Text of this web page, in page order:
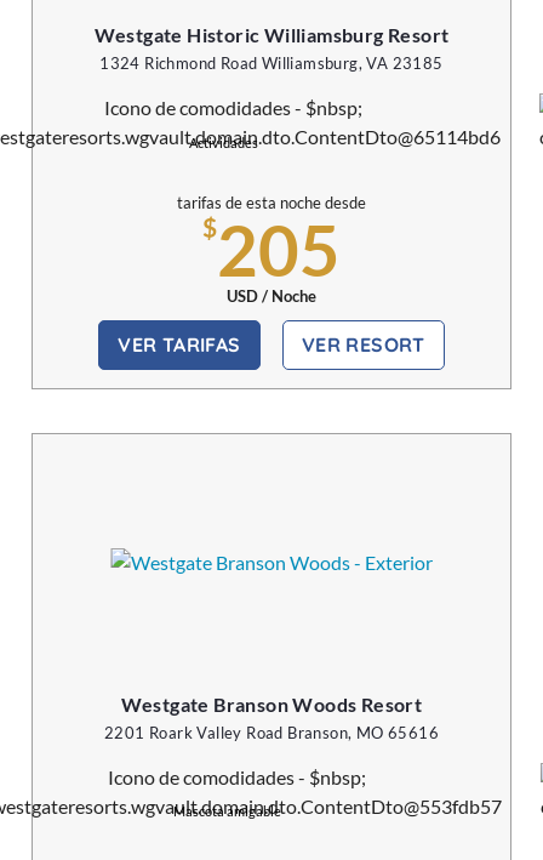
Westgate Historic Williamsburg Resort
1324 Richmond Road Williamsburg, VA 23185
Actividades
tarifas de esta noche desde
$205
USD / Noche
VER TARIFAS VER RESORT
Westgate Branson Woods Resort
2201 Roark Valley Road Branson, MO 65616
Mascota amigable